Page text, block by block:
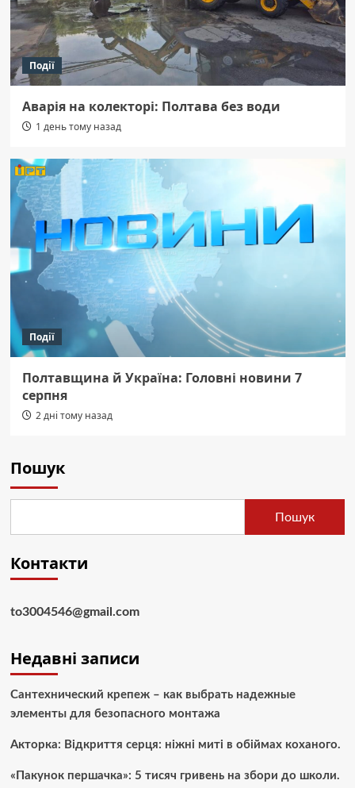
Події
Аварія на колекторі: Полтава без води
1 день тому назад
Події
Полтавщина й Україна: Головні новини 7
серпня
2 дні тому назад
Пошук
Пошук
Контакти
to3004546@gmail.com
Недавні записи
Сантехнический крепеж – как выбрать надежные
элементы для безопасного монтажа
Акторка: Відкриття серця: ніжні миті в обіймах коханого.
«Пакунок першачка»: 5 тисяч гривень на збори до школи.